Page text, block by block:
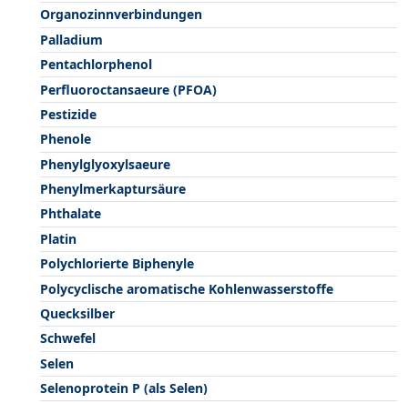
Organozinnverbindungen
Palladium
Pentachlorphenol
Perfluoroctansaeure (PFOA)
Pestizide
Phenole
Phenylglyoxylsaeure
Phenylmerkaptursäure
Phthalate
Platin
Polychlorierte Biphenyle
Polycyclische aromatische Kohlenwasserstoffe
Quecksilber
Schwefel
Selen
Selenoprotein P (als Selen)